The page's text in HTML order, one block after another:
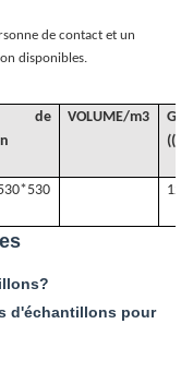
de contact et un
disponibles.
de
VOLUME/m3 G
12
d'échantillons pour